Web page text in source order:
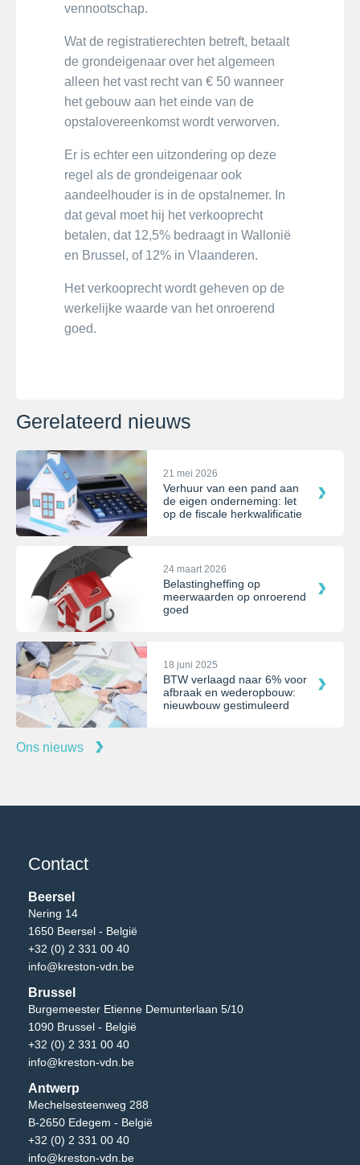
vennootschap.
Wat de registratierechten betreft, betaalt
de grondeigenaar over het algemeen
alleen het vast recht van € 50 wanneer
het gebouw aan het einde van de
opstalovereenkomst wordt verworven.
Er is echter een uitzondering op deze
regel als de grondeigenaar ook
aandeelhouder is in de opstalnemer. In
dat geval moet hij het verkooprecht
betalen, dat 12,5% bedraagt in Wallonië
en Brussel, of 12% in Vlaanderen.
Het verkooprecht wordt geheven op de
werkelijke waarde van het onroerend
goed.
Gerelateerd nieuws
21 mei 2026
Verhuur van een pand aan
de eigen onderneming: let
op de fiscale herkwalificatie
24 maart 2026
Belastingheffing op
meerwaarden op onroerend
goed
18 juni 2025
BTW verlaagd naar 6% voor
afbraak en wederopbouw:
nieuwbouw gestimuleerd
Ons nieuws
Contact
Beersel
Nering 14
1650 Beersel - België
+32 (0) 2 331 00 40
info@kreston-vdn.be
Brussel
Burgemeester Etienne Demunterlaan 5/10
1090 Brussel - België
+32 (0) 2 331 00 40
info@kreston-vdn.be
Antwerp
Mechelsesteenweg 288
B-2650 Edegem - België
+32 (0) 2 331 00 40
info@kreston-vdn.be